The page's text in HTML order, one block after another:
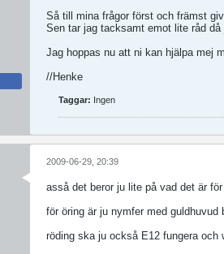
Så till mina frågor först och främst
Sen tar jag tacksamt emot lite råd
Jag hoppas nu att ni kan hjälpa mej
//Henke
Taggar: Ingen
2009-06-29, 20:39
asså det beror ju lite på vad det är
för öring är ju nymfer med
röding ska ju också E12 fungera